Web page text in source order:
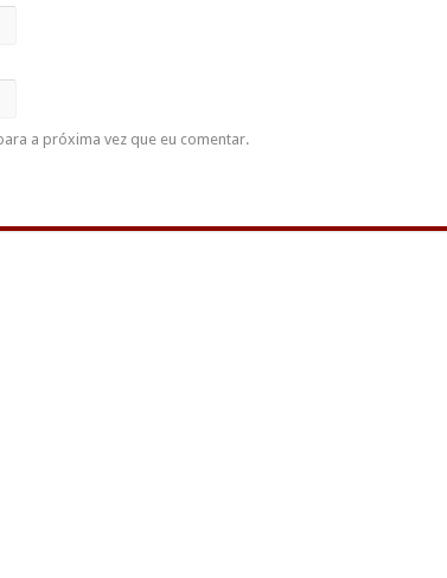
a próxima vez que eu comentar.